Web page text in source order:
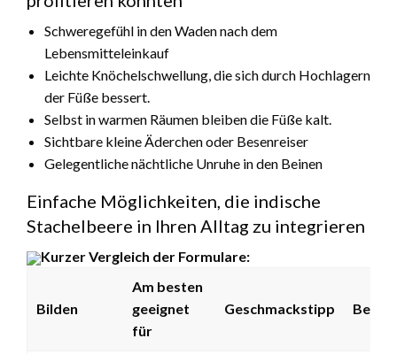
Schweregefühl in den Waden nach dem
Lebensmitteleinkauf
Leichte Knöchelschwellung, die sich durch Hochlagern
der Füße bessert.
Selbst in warmen Räumen bleiben die Füße kalt.
Sichtbare kleine Äderchen oder Besenreiser
Gelegentliche nächtliche Unruhe in den Beinen
Einfache Möglichkeiten, die indische
Stachelbeere in Ihren Alltag zu integrieren
Kurzer Vergleich der Formulare:
Bilden
Am besten
geeignet
für
Geschmackstipp